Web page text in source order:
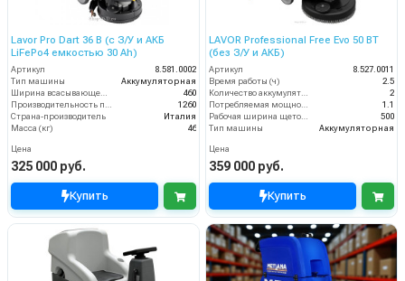
Lavor Pro Dart 36 B (с З/У и АКБ
LiFePo4 емкостью 30 Ah)
Артикул
8.581.0002
Тип машины
Аккумуляторная
Ширина всасывающей балки (мм)
460
Производительность по площади (м2/ч)
1260
Страна-производитель
Италия
Масса (кг)
46
Цена
325 000 руб.
Купить
LAVOR Professional Free Evo 50 BT
(без З/У и АКБ)
Артикул
8.527.0011
Время работы (ч)
2.5
Количество аккумуляторов (шт)
2
Потребляемая мощность (кВт)
1.1
Рабочая ширина щеток (мм)
500
Тип машины
Аккумуляторная
Цена
359 000 руб.
Купить